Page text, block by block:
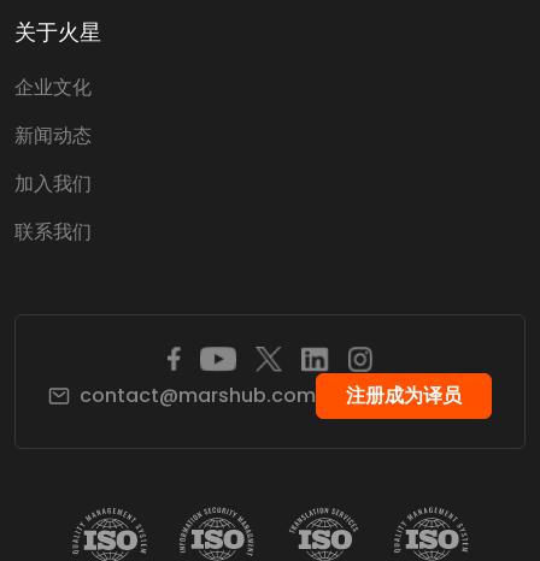
关于火星
企业文化
新闻动态
加入我们
联系我们
contact@marshub.com 注册成为译员